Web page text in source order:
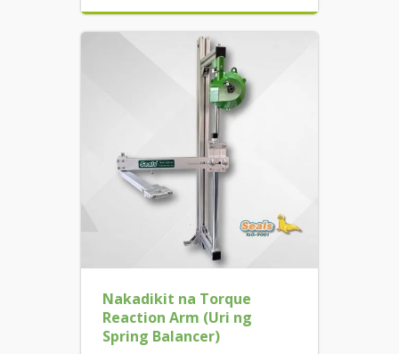
Nakadikit na Torque
Reaction Arm (Uri ng
Spring Balancer)